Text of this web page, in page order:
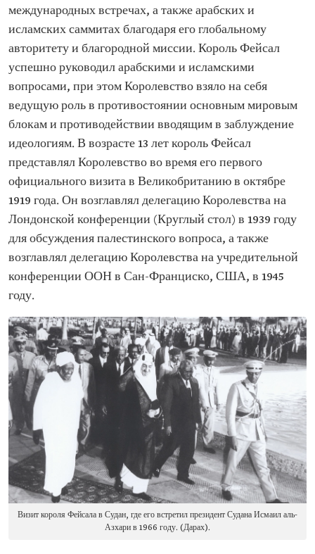
международных встречах, а также арабских и
исламских саммитах благодаря его глобальному
авторитету и благородной миссии. Король Фейсал
успешно руководил арабскими и исламскими
вопросами, при этом Королевство взяло на себя
ведущую роль в противостоянии основным мировым
блокам и противодействии вводящим в заблуждение
идеологиям. В возрасте 13 лет король Фейсал
представлял Королевство во время его первого
официального визита в Великобританию в октябре
1919 года. Он возглавлял делегацию Королевства на
Лондонской конференции (Круглый стол) в 1939 году
для обсуждения палестинского вопроса, а также
возглавлял делегацию Королевства на учредительной
конференции ООН в Сан-Франциско, США, в 1945
году.
Визит короля Фейсала в Судан, где его встретил президент Судана Исмаил аль-
Азхари в 1966 году. (Дарах).